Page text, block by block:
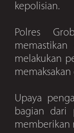
kepolisian.
Polres
melakukan
Upaya
bagian dari
memberikan